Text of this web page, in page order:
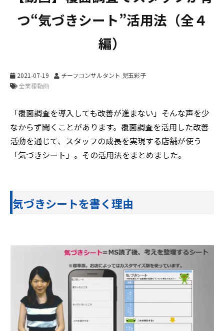
つ“気づきシート”活用法（全４
編）
2021-07-19 チーフコンサルタント 児玉彩子
「覆面調査を導入しても改善が進まない」そんな声を少
なからず聞くことがあります。覆面調査を活用した改善
活動を通じて、スタッフの成長を実現する店舗が使う
「気づきシート」。その活用法をまとめました。
気づきシートを書く理由